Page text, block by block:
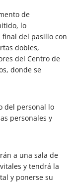
de
lo
del pasillo con
dobles,
del Centro de
donde se
del personal lo
personales y
a una sala de
y tendrá la
y ponerse su